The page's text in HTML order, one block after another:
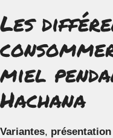
Les
miel
Hachana
Variantes, présentation